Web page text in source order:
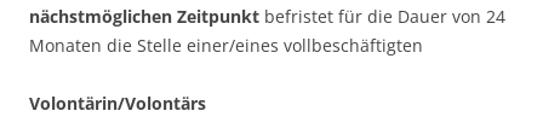
nächstmöglichen Zeitpunkt befristet für die Dauer von 24
Monaten die Stelle einer/eines vollbeschäftigten
Volontärin/Volontärs